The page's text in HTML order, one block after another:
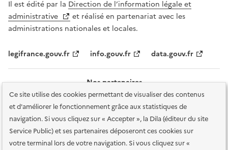
Ce site utilise des cookies permettant de visualiser des contenus
et d'améliorer le fonctionnement grâce aux statistiques de
navigation. Si vous cliquez sur « Accepter », la Dila (éditeur du site
Service Public) et ses partenaires déposeront ces cookies sur
votre terminal lors de votre navigation. Si vous cliquez sur «
Il est édité par la Direction de l’information légale et
administrative
et réalisé en partenariat avec les
administrations nationales et locales.
legifrance.gouv.fr info.gouv.fr data.gouv.fr
Nos partenaires
Plan du site Accessibilité : totalement conforme Accessibilité des